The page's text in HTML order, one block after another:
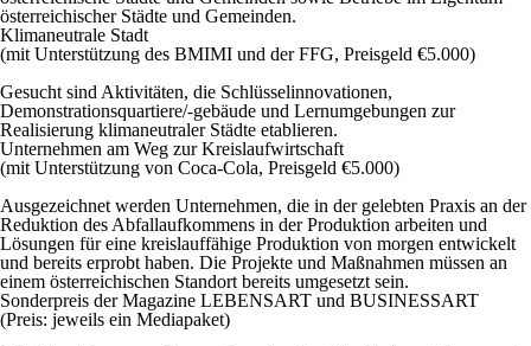
österreichischer Städte und Gemeinden.
Klimaneutrale Stadt
(mit Unterstützung des BMIMI und der FFG, Preisgeld €5.000)
Gesucht sind Aktivitäten, die Schlüsselinnovationen,
Demonstrationsquartiere/-gebäude und Lernumgebungen zur
Realisierung klimaneutraler Städte etablieren.
Unternehmen am Weg zur Kreislaufwirtschaft
(mit Unterstützung von Coca-Cola, Preisgeld €5.000)
Ausgezeichnet werden Unternehmen, die in der gelebten Praxis an der
Reduktion des Abfallaufkommens in der Produktion arbeiten und
Lösungen für eine kreislauffähige Produktion von morgen entwickelt
und bereits erprobt haben. Die Projekte und Maßnahmen müssen an
einem österreichischen Standort bereits umgesetzt sein.
Sonderpreis der Magazine LEBENSART und BUSINESSART
(Preis: jeweils ein Mediapaket)